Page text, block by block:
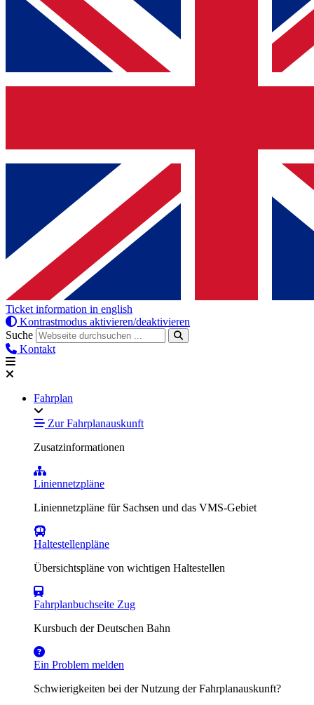
Ticket information in english
Kontrastmodus aktivieren/deaktivieren
Suche
Kontakt
Fahrplan
Zur Fahrplanauskunft
Zusatzinformationen
Liniennetzpläne
Liniennetzpläne für Sachsen und das VMS-Gebiet
Haltestellenpläne
Übersichtspläne von wichtigen Haltestellen
Fahrplanbuchseite Zug
Kursbuch der Deutschen Bahn
Ein Problem melden
Schwierigkeiten bei der Nutzung der Fahrplanauskunft?